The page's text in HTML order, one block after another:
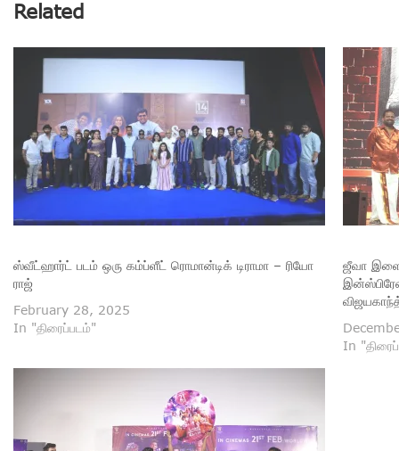
Related
ஸ்வீட்ஹார்ட் படம் ஒரு கம்ப்ளீட் ரொமான்டிக் டிராமா – ரியோ
ராஜ்
February 28, 2025
In "திரைப்படம்"
ஜீவா
In